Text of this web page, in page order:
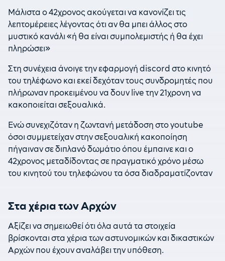
Μάλιστα ο 42χρονος ακούγεται να κανονίζει τις
λεπτομέρειες λέγοντας ότι αν θα μπει άλλος στο
μυστικό κανάλι «ή θα είναι συμπολεμιστής ή θα έχει
πληρώσει»
Στη συνέχεια άνοιγε την εφαρμογή discord στο κινητό
του τηλέφωνο και εκεί δεχόταν τους συνδρομητές που
πλήρωναν προκειμένου να δουν live την 21χρονη να
κακοποιείται σεξουαλικά.
Ενώ συνεχιζόταν η ζωντανή μετάδοση στο youtube
όσοι συμμετείχαν στην σεξουαλική κακοποίηση
πήγαιναν σε διπλανό δωμάτιο όπου έμπαινε και ο
42χρονος μεταδίδοντας σε πραγματικό χρόνο μέσω
του κινητού του τηλεφώνου τα όσα διαδραματίζονταν
Στα χέρια των Αρχών
Αξίζει να σημειωθεί ότι όλα αυτά τα στοιχεία
βρίσκονται στα χέρια των αστυνομικών και δικαστικών
Αρχών που έχουν αναλάβει την υπόθεση.